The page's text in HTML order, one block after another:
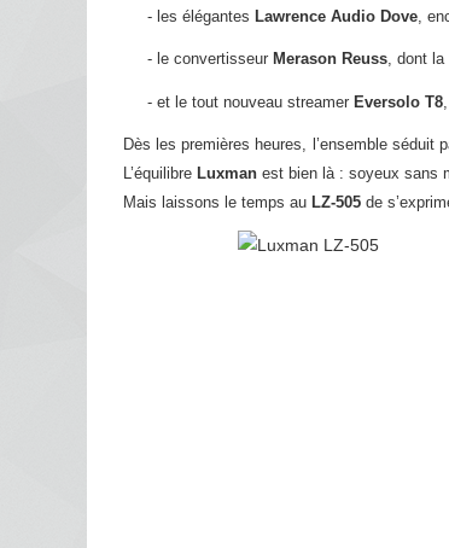
- les élégantes Lawrence Audio Dove ,
- le convertisseur Merason Reuss, dont la
- et le tout nouveau streamer Eversolo T8
Dès les premières heures, l’ensemble séduit
L’équilibre Luxman est bien là : soyeux sans
Mais laissons le temps au LZ-505 de